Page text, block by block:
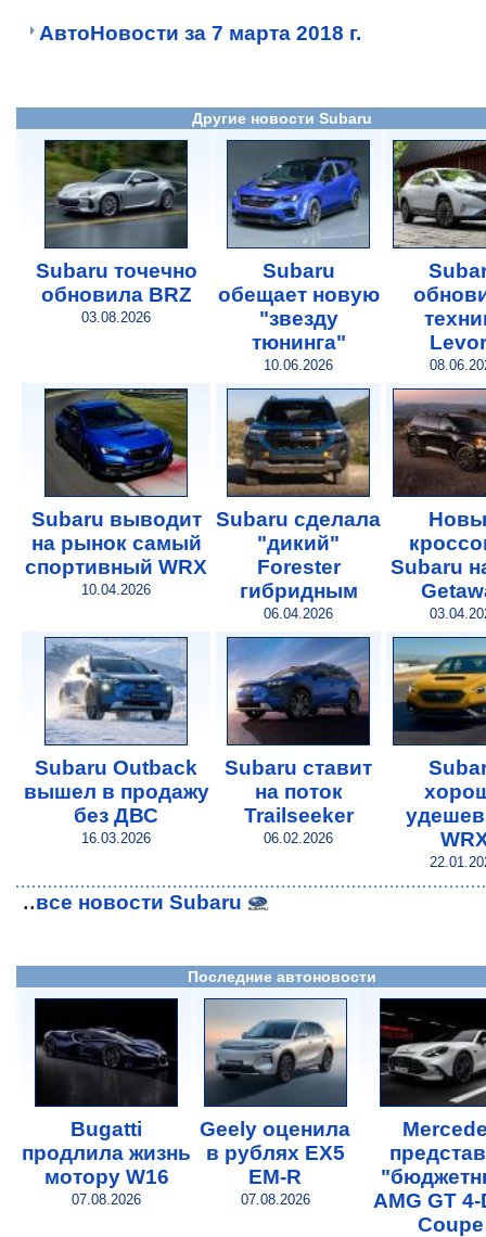
АвтоНовости за 7 марта 2018 г.
Другие новости Subaru
Subaru точечно
обновила BRZ
03.08.2026
Subaru
обещает новую
"звезду
тюнинга"
10.06.2026
Subaru выводит
на рынок самый
спортивный WRX
10.04.2026
Subaru сделала
"дикий"
Forester
гибридным
06.04.2026
Subaru
Subaru Outback
вышел в продажу
без ДВС
16.03.2026
Subaru ставит
на поток
Trailseeker
06.02.2026
..все новости Subaru
Последние автоновости
Bugatti
продлила жизнь
мотору W16
07.08.2026
Geely оценила
в рублях EX5
EM-R
07.08.2026
AMG GT
Coupe